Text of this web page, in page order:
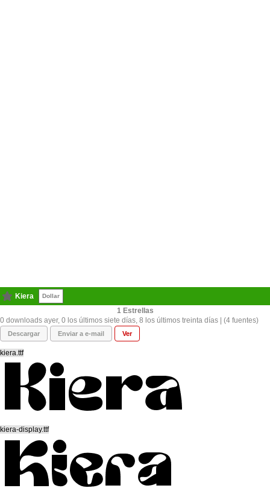
Kiera Dollar
1
0 downloads ayer, 0 los últimos siete días, 8 los últimos treinta días | (4 fuentes)
Descargar Enviar a e-mail Ver
kiera.ttf
kiera-display.ttf